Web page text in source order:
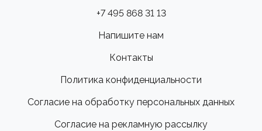
+7 495 868 31 13
Напишите нам
Контакты
Политика конфиденциальности
Согласие на обработку персональных данных
Согласие на рекламную рассылку